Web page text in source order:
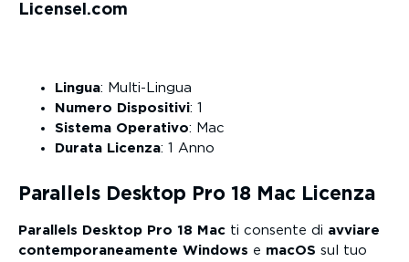
Licensel.com
Lingua: Multi-Lingua
Numero Dispositivi: 1
Sistema Operativo: Mac
Durata Licenza: 1 Anno
Parallels Desktop Pro 18 Mac Licenza
Parallels Desktop Pro 18 Mac ti consente di avviare
contemporaneamente Windows e macOS sul tuo